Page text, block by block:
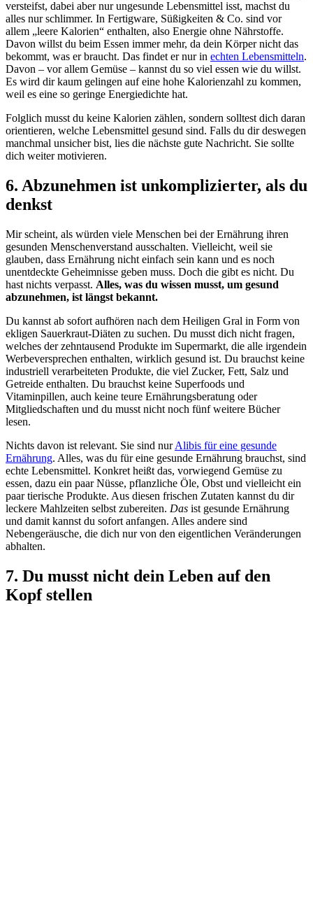
versteifst, dabei aber nur ungesunde Lebensmittel isst, machst du
alles nur schlimmer. In Fertigware, Süßigkeiten & Co. sind vor
allem „leere Kalorien“ enthalten, also Energie ohne Nährstoffe.
Davon willst du beim Essen immer mehr, da dein Körper nicht das
bekommt, was er braucht. Das findet er nur in echten Lebensmitteln.
Davon – vor allem Gemüse – kannst du so viel essen wie du willst.
Es wird dir kaum gelingen auf eine hohe Kalorienzahl zu kommen,
weil es eine so geringe Energiedichte hat.
Folglich musst du keine Kalorien zählen, sondern solltest dich daran
orientieren, welche Lebensmittel gesund sind. Falls du dir deswegen
manchmal unsicher bist, lies die nächste gute Nachricht. Sie sollte
dich weiter motivieren.
6. Abzunehmen ist unkomplizierter, als du
denkst
Mir scheint, als würden viele Menschen bei der Ernährung ihren
gesunden Menschenverstand ausschalten. Vielleicht, weil sie
glauben, dass Ernährung nicht einfach sein kann und es noch
unentdeckte Geheimnisse geben muss. Doch die gibt es nicht. Du
hast nichts verpasst. Alles, was du wissen musst, um gesund
abzunehmen, ist längst bekannt.
Du kannst ab sofort aufhören nach dem Heiligen Gral in Form von
ekligen Sauerkraut-Diäten zu suchen. Du musst dich nicht fragen,
welches der zehntausend Produkte im Supermarkt, die alle irgendein
Werbeversprechen enthalten, wirklich gesund ist. Du brauchst keine
industriell verarbeiteten Produkte, die viel Zucker, Fett, Salz und
Getreide enthalten. Du brauchst keine Superfoods und
Vitaminpillen, auch keine teure Ernährungsberatung oder
Mitgliedschaften und du musst nicht noch fünf weitere Bücher
lesen.
Nichts davon ist relevant. Sie sind nurAlibis für eine gesunde
Ernährung. Alles, was du für eine gesunde Ernährung brauchst, sind
echte Lebensmittel. Konkret heißt das, vorwiegend Gemüse zu
essen, dazu ein paar Nüsse, pflanzliche Öle, Obst und vielleicht ein
paar tierische Produkte. Aus diesen frischen Zutaten kannst du dir
leckere Mahlzeiten selbst zubereiten. Das ist gesunde Ernährung
und damit kannst du sofort anfangen. Alles andere sind
Nebengeräusche, die dich nur von den eigentlichen Veränderungen
abhalten.
7. Du musst nicht dein Leben auf den
Kopf stellen